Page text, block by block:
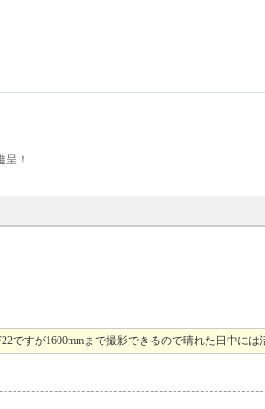
呈！
すが1600mmまで撮影できるので晴れた日中には